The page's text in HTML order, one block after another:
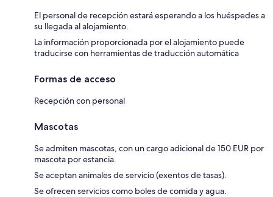
El personal de recepción estará esperando a los huéspedes a
su llegada al alojamiento.
La información proporcionada por el alojamiento puede
traducirse con herramientas de traducción automática
Formas de acceso
Recepción con personal
Mascotas
Se admiten mascotas, con un cargo adicional de 150 EUR por
mascota por estancia.
Se aceptan animales de servicio (exentos de tasas).
Se ofrecen servicios como boles de comida y agua.